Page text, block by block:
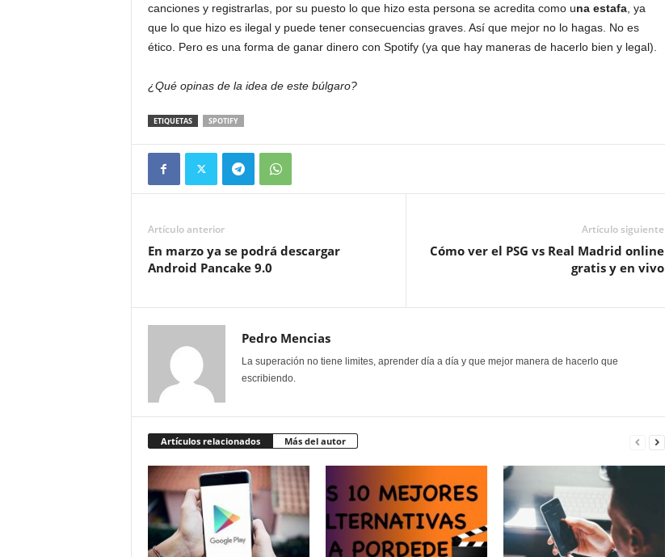
canciones y registrarlas, por su puesto lo que hizo esta persona se acredita como una estafa, ya
que lo que hizo es ilegal y puede tener consecuencias graves. Así que mejor no lo hagas. No es
ético. Pero es una forma de ganar dinero con Spotify (ya que hay maneras de hacerlo bien y legal).
¿Qué opinas de la idea de este búlgaro?
ETIQUETAS SPOTIFY
Artículo anterior
En marzo ya se podrá descargar
Android Pancake 9.0
Artículo siguiente
Cómo ver el PSG vs Real Madrid online
gratis y en vivo
Pedro Mencias
La superación no tiene limites, aprender día a día y que mejor manera de hacerlo que
escribiendo.
Artículos relacionados Más del autor